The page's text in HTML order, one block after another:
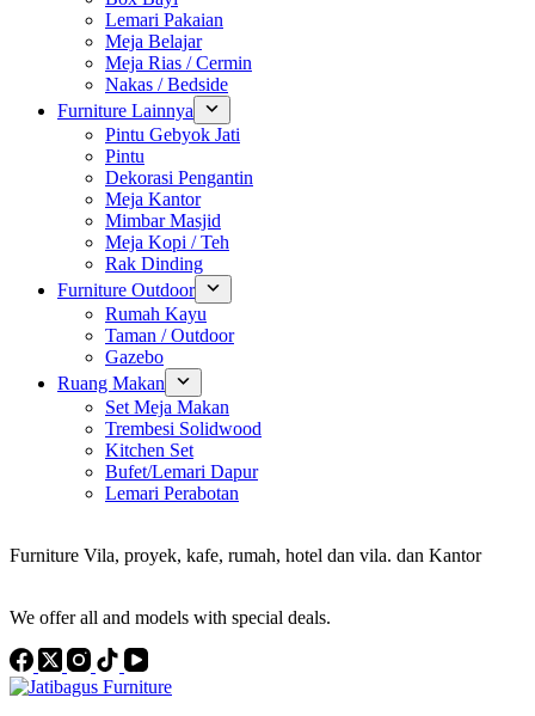
Lemari Pakaian
Meja Belajar
Meja Rias / Cermin
Nakas / Bedside
Furniture Lainnya
Pintu Gebyok Jati
Pintu
Dekorasi Pengantin
Meja Kantor
Mimbar Masjid
Meja Kopi / Teh
Rak Dinding
Furniture Outdoor
Rumah Kayu
Taman / Outdoor
Gazebo
Ruang Makan
Set Meja Makan
Trembesi Solidwood
Kitchen Set
Bufet/Lemari Dapur
Lemari Perabotan
Furniture Vila, proyek, kafe, rumah, hotel dan vila. dan Kantor
We offer all and models with special deals.